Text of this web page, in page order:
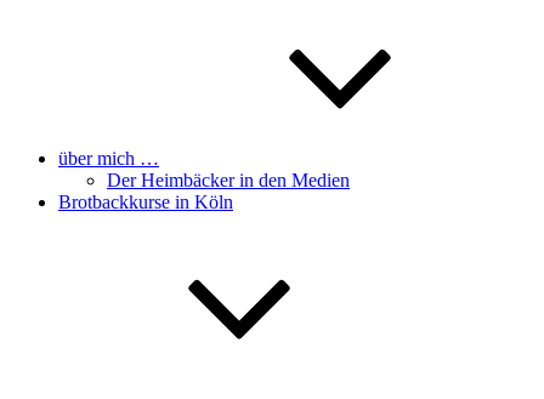
über mich …
Der Heimbäcker in den Medien
Brotbackkurse in Köln